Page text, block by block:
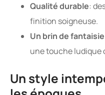
Qualité durable:
finition soigneuse.
Un brin de fantaisie
une touche ludique
Un style